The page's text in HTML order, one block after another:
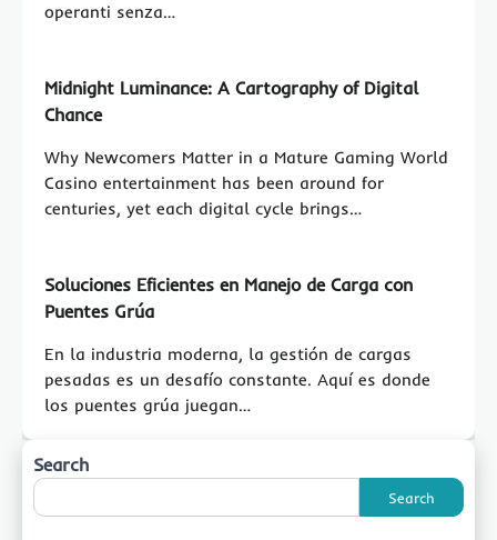
operanti senza…
Midnight Luminance: A Cartography of Digital
Chance
Why Newcomers Matter in a Mature Gaming World
Casino entertainment has been around for
centuries, yet each digital cycle brings…
Soluciones Eficientes en Manejo de Carga con
Puentes Grúa
En la industria moderna, la gestión de cargas
pesadas es un desafío constante. Aquí es donde
los puentes grúa juegan…
Search
Search